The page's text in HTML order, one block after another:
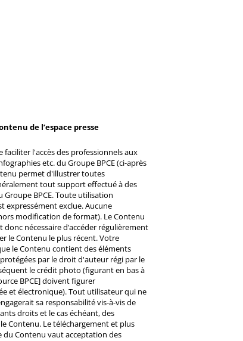
de l’espace presse
faciliter l'accès des professionnels aux
etc. du Groupe BPCE (ci-après
permet d'illustrer toutes
tout support effectué à des
BPCE. Toute utilisation
expressément exclue. Aucune
modification de format). Le Contenu
nécessaire d’accéder régulièrement
le Contenu le plus récent. Votre
le Contenu contient des éléments
par le droit d'auteur régi par le
le crédit photo (figurant en bas à
BPCE] doivent figurer
et électronique). Tout utilisateur qui ne
sa responsabilité vis-à-vis de
droits et le cas échéant, des
Contenu. Le téléchargement et plus
Contenu vaut acceptation des